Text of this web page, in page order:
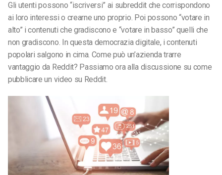
Gli utenti possono “iscriversi” ai subreddit che corrispondono
ai loro interessi o crearne uno proprio. Poi possono “votare in
alto” i contenuti che gradiscono e “votare in basso” quelli che
non gradiscono. In questa democrazia digitale, i contenuti
popolari salgono in cima. Come può un’azienda trarre
vantaggio da Reddit? Passiamo ora alla discussione su come
pubblicare un video su Reddit.